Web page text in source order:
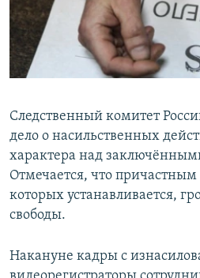
Следственный комитет
дело о насильственных
характера над
Отмечается, что
которых устанавливается,
свободы.
Накануне кадры с